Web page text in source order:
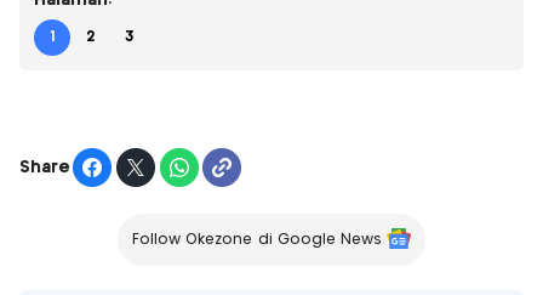
1 2 3
Share
Follow Okezone di Google News